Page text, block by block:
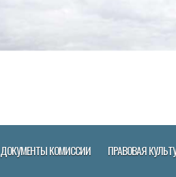
ДОКУМЕНТЫ КОМИССИИ ПРАВОВАЯ